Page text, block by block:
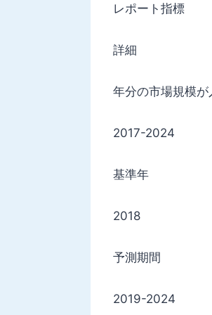
レポート指標
詳細
年分の市場規模が
2017-2024
基準年
2018
予測期間
2019-2024